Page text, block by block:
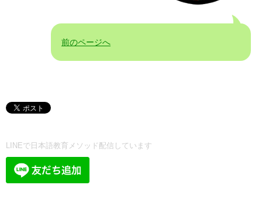
前のページへ
LINEで日本語教育メソッド配信しています